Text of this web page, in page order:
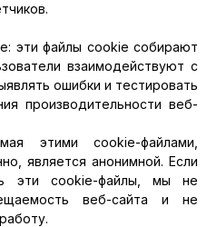
эти файлы cookie собирают
взаимодействуют с
ошибки и тестировать
производительности веб-
этими cookie-файлами,
является анонимной. Если
эти cookie-файлы, мы не
веб-сайта и не